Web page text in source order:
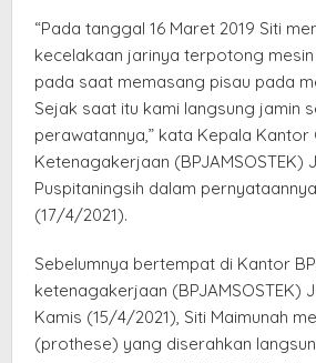
“Pada tanggal 16 Maret 2019 Siti
kecelakaan jarinya terpotong
pada saat memasang pisau pada
Sejak saat itu kami langsung jamin
perawatannya,” kata Kepala Kantor
Ketenagakerjaan (BPJAMSOSTEK)
Puspitaningsih dalam
(17/4/2021).
Sebelumnya bertempat di Kantor
ketenagakerjaan (BPJAMSOSTEK)
Kamis (15/4/2021), Siti Maimunah
(prothese) yang diserahkan